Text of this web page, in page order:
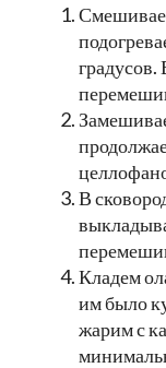
В
Кладем
им было
жарим с